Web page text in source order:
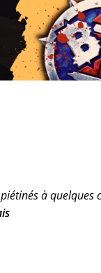
à quelques